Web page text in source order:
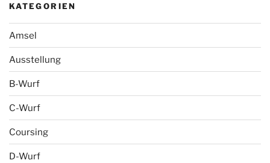
KATEGORIEN
Amsel
Ausstellung
B-Wurf
C-Wurf
Coursing
D-Wurf